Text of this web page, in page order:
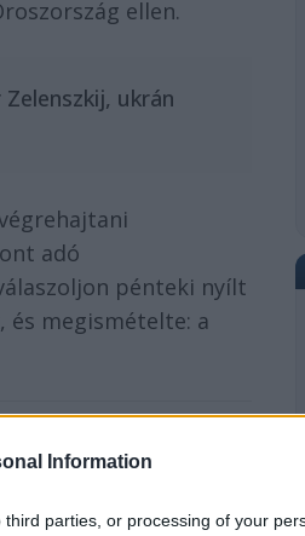
Information
parties, or processing of your
ellen.
ukrán
adó
pénteki nyílt
és megismételte: a